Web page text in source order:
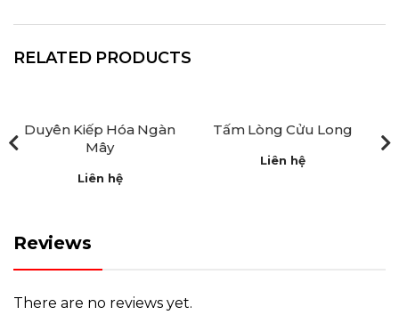
RELATED PRODUCTS
Duyên Kiếp Hóa Ngàn
Mây
Liên hệ
Tấm Lòng Cửu Long
Liên hệ
Reviews
There are no reviews yet.